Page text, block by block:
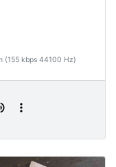
(155 kbps 44100 Hz)